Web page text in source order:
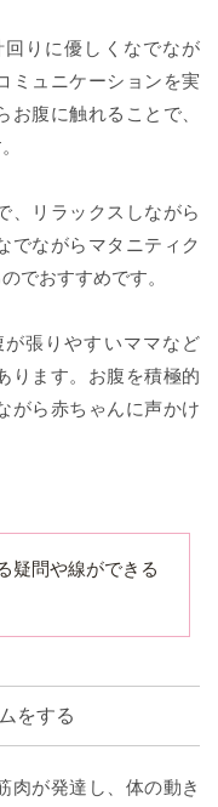
りに優しくなでなが
ミュニケーションを実
腹に触れることで、
、リラックスしながら
でながらマタニティク
でおすすめです。
張りやすいママなど
ります。お腹を積極的
がら赤ちゃんに声かけ
疑問や線ができる
をする
肉が発達し、体の動き